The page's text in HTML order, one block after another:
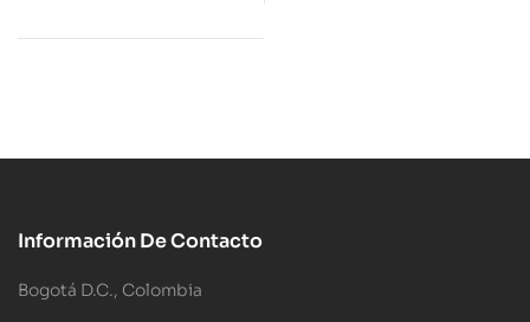
Información De Contacto
Bogotá D.C., Colombia